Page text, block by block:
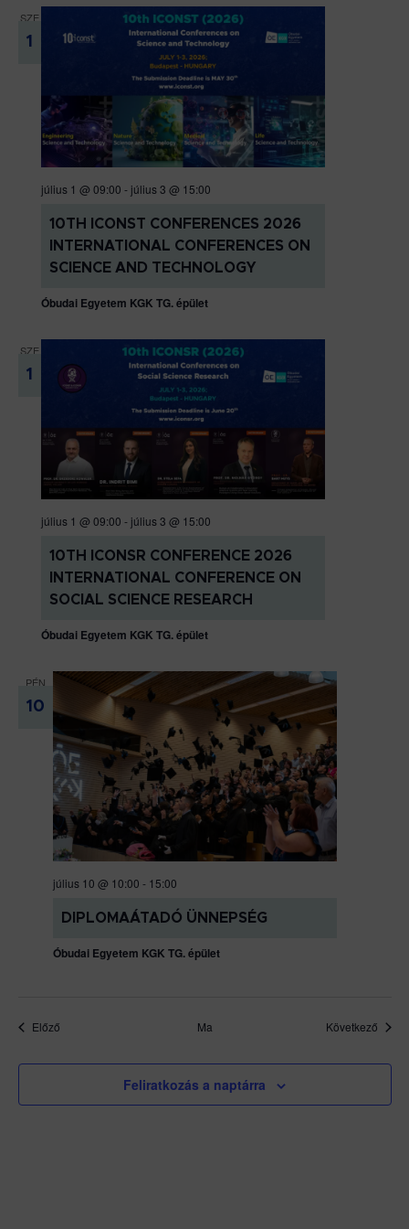
SZE
1
július 1 @ 09:00 - július 3 @ 15:00
10TH ICONST CONFERENCES 2026
INTERNATIONAL CONFERENCES ON
SCIENCE AND TECHNOLOGY
Óbudai Egyetem KGK TG. épület
SZE
1
július 1 @ 09:00 - július 3 @ 15:00
10TH ICONSR CONFERENCE 2026
INTERNATIONAL CONFERENCE ON
SOCIAL SCIENCE RESEARCH
Óbudai Egyetem KGK TG. épület
PÉN
10
július 10 @ 10:00 - 15:00
DIPLOMAÁTADÓ ÜNNEPSÉG
Óbudai Egyetem KGK TG. épület
ElőzőEsemények Ma Következő
Feliratkozás a naptárra